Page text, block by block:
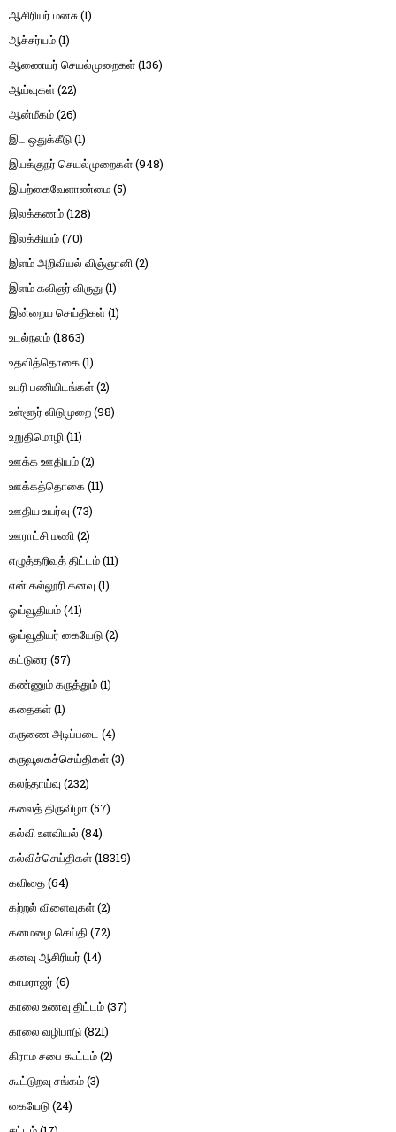
ஆசிரியர் மனசு(1)
ஆச்சர்யம்(1)
ஆணையர் செயல்முறைகள்(136)
ஆய்வுகள்(22)
ஆன்மீகம்(26)
இட ஒதுக்கீடு(1)
இயக்குநர் செயல்முறைகள்(948)
இயற்கைவேளாண்மை(5)
இலக்கணம்(128)
இலக்கியம்(70)
இளம் அறிவியல் விஞ்ஞானி(2)
இளம் கவிஞர் விருது(1)
இன்றைய செய்திகள்(1)
உடல்நலம்(1863)
உதவித்தொகை(1)
உபரி பணியிடங்கள்(2)
உள்ளூர் விடுமுறை(98)
உறுதிமொழி(11)
ஊக்க ஊதியம்(2)
ஊக்கத்தொகை(11)
ஊதிய உயர்வு (73)
ஊராட்சி மணி(2)
எழுத்தறிவுத் திட்டம்(11)
என் கல்லூரி கனவு (1)
ஓய்வூதியம்(41)
ஓய்வூதியர் கையேடு(2)
கட்டுரை (57)
கண்ணும் கருத்தும்(1)
கதைகள்(1)
கருணை அடிப்படை (4)
கருவூலகச்செய்திகள்(3)
கலந்தாய்வு (232)
கலைத் திருவிழா (57)
கல்வி உளவியல் (84)
கல்விச்செய்திகள்(18319)
கவிதை(64)
கற்றல் விளைவுகள்(2)
கனமழை செய்தி(72)
கனவு ஆசிரியர் (14)
காமராஜர் (6)
காலை உணவு திட்டம்(37)
காலை வழிபாடு(821)
கிராம சபை கூட்டம்(2)
கூட்டுறவு சங்கம்(3)
கையேடு(24)